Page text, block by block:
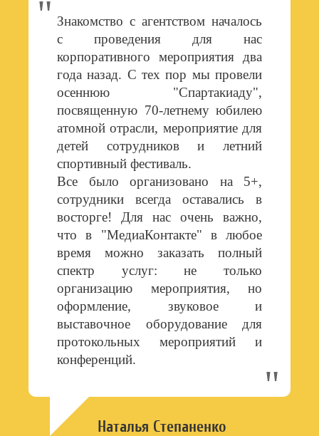
Знакомство с агентством началось
с проведения для нас
корпоративного мероприятия два
года назад. С тех пор мы провели
осеннюю "Спартакиаду",
посвященную 70-летнему юбилею
атомной отрасли, мероприятие для
детей сотрудников и летний
спортивный фестиваль.
Все было организовано на 5+,
сотрудники всегда оставались в
восторге! Для нас очень важно,
что в "МедиаКонтакте" в любое
время можно заказать полный
спектр услуг: не только
организацию мероприятия, но
оформление, звуковое и
выставочное оборудование для
протокольных мероприятий и
конференций.
Наталья Степаненко